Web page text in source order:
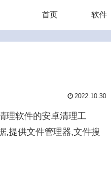
首页 软件
2022.10.30
理软件的安卓清理工
,提供文件管理器,文件搜